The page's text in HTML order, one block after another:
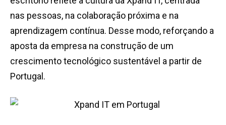
nas pessoas, na colaboração próxima e na
aprendizagem contínua. Desse modo, reforçando a
aposta da empresa na construção de um
crescimento tecnológico sustentável a partir de
Portugal.